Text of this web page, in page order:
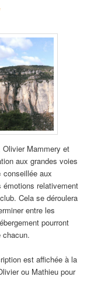
Olivier Mammery et
aux grandes voies
conseillée aux
émotions relativement
Cela se déroulera
entre les
pourront
chacun.
est affichée à la
ou Mathieu pour